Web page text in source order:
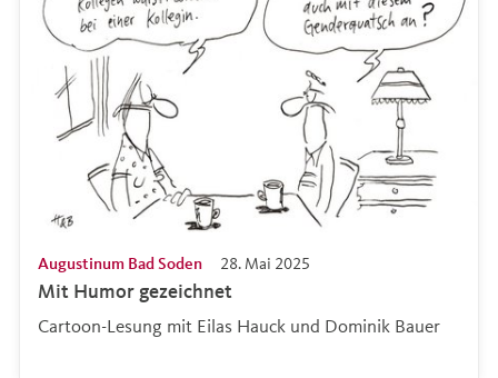
Mit Humor gezeichnet
28. Mai 2025
Augustinum Bad Soden
Cartoon-Lesung mit Eilas Hauck und Dominik Bauer